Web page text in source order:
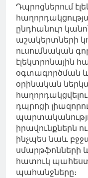
Դպրոցներում
ընդհանուր
աշակերտների
ուսումնական
էլեկտրոնային
օգտագործման
օրինական
դպրոցի
իրավունքներն
ինչպես նաև
սմարթֆոնների
հատուկ
պահանջները։